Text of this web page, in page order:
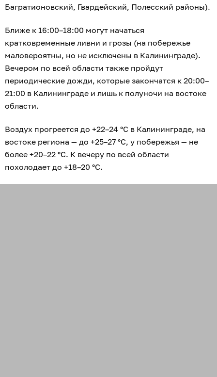
Багратионовский, Гвардейский, Полесский районы).
Ближе к 16:00–18:00 могут начаться
кратковременные ливни и грозы (на побережье
маловероятны, но не исключены в Калининграде).
Вечером по всей области также пройдут
периодические дожди, которые закончатся к 20:00–
21:00 в Калининграде и лишь к полуночи на востоке
области.
Воздух прогреется до +22–24 °С в Калининграде, на
востоке региона — до +25–27 °С, у побережья — не
более +20–22 °С. К вечеру по всей области
похолодает до +18–20 °С.